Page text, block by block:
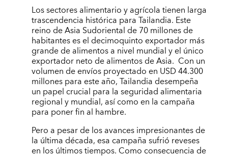
Los sectores alimentario y agrícola tienen larga
trascendencia histórica para Tailandia. Este
reino de Asia Sudoriental de 70 millones de
habitantes es el decimoquinto exportador más
grande de alimentos a nivel mundial y el único
exportador neto de alimentos de Asia. Con un
volumen de envíos proyectado en USD 44.300
millones para este año, Tailandia desempeña
un papel crucial para la seguridad alimentaria
regional y mundial, así como en la campaña
para poner fin al hambre.
Pero a pesar de los avances impresionantes de
la última década, esa campaña sufrió reveses
en los últimos tiempos. Como consecuencia de